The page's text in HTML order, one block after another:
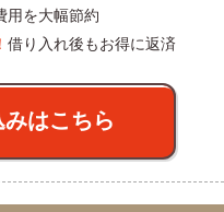
用を大幅節約
借り入れ後もお得に返済
はこちら